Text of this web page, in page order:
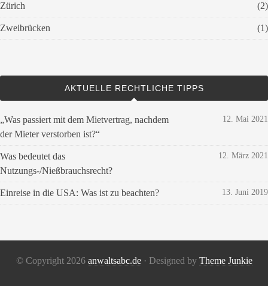
Zürich (2)
Zweibrücken (1)
AKTUELLE RECHTLICHE TIPPS
„Was passiert mit dem Mietvertrag, nachdem
der Mieter verstorben ist?“
12. Mai 2021
Was bedeutet das
Nutzungs-/Nießbrauchsrecht?
12. März 2021
Einreise in die USA: Was ist zu beachten? 13. Juni 2019
© Copyright 2026 anwaltsabc.de· Designed by Theme Junkie